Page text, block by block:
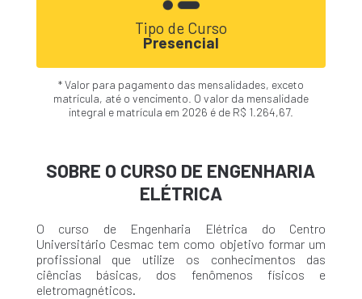
Tipo de Curso
Presencial
* Valor para pagamento das mensalidades, exceto
matrícula, até o vencimento. O valor da mensalidade
integral e matrícula em 2026 é de R$ 1.264,67.
SOBRE O CURSO DE ENGENHARIA
ELÉTRICA
O curso de Engenharia Elétrica do Centro
Universitário Cesmac tem como objetivo formar um
profissional que utilize os conhecimentos das
ciências básicas, dos fenômenos físicos e
eletromagnéticos.